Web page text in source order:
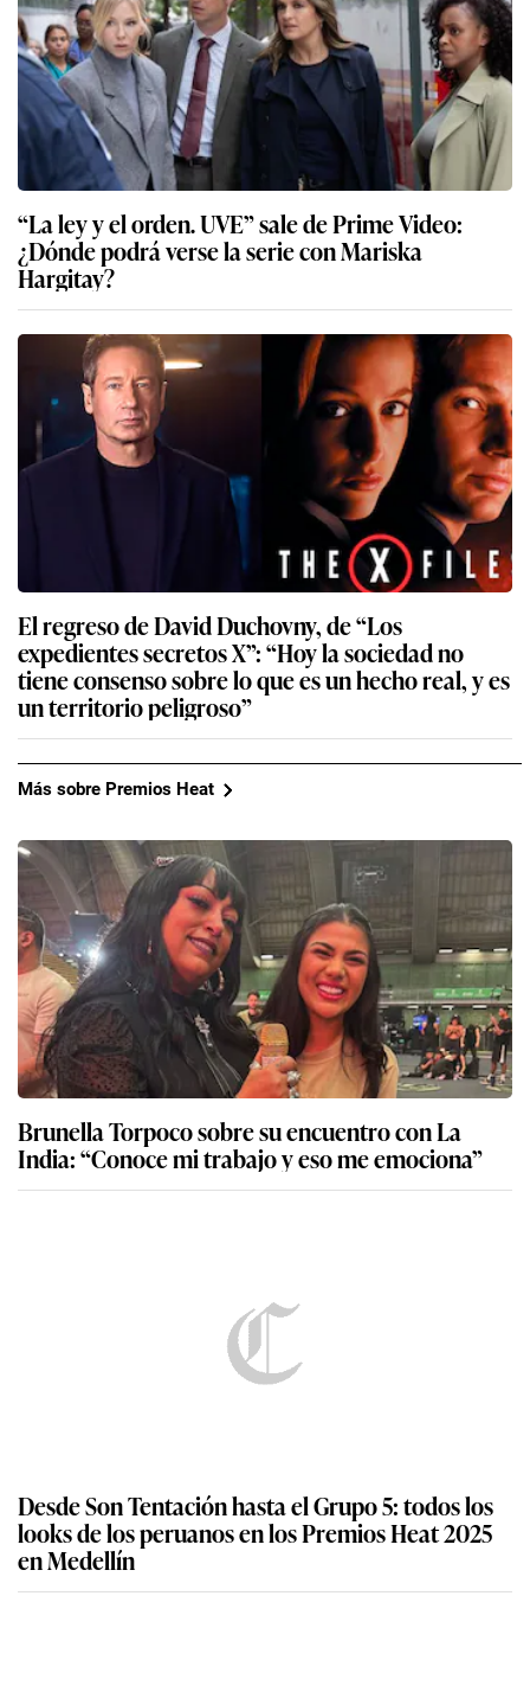
“La ley y el orden. UVE” sale de Prime Video:
¿Dónde podrá verse la serie con Mariska
Hargitay?
El regreso de David Duchovny, de “Los
expedientes secretos X”: “Hoy la sociedad no
tiene consenso sobre lo que es un hecho real, y es
un territorio peligroso”
Más sobre Premios Heat
Brunella Torpoco sobre su encuentro con La
India: “Conoce mi trabajo y eso me emociona”
Desde Son Tentación hasta el Grupo 5: todos los
looks de los peruanos en los Premios Heat 2025
en Medellín